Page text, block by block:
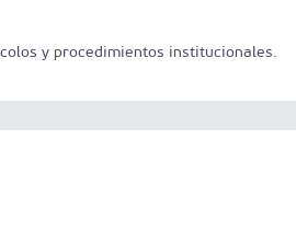
y procedimientos institucionales.